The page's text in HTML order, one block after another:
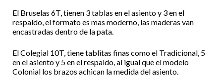
El Bruselas 6T, tienen 3 tablas en el asiento y 3 en el
respaldo, el formato es mas moderno, las maderas van
encastradas dentro de la pata.
El Colegial 10T, tiene tablitas finas como el Tradicional, 5
en el asiento y 5 en el respaldo, al igual que el modelo
Colonial los brazos achican la medida del asiento.